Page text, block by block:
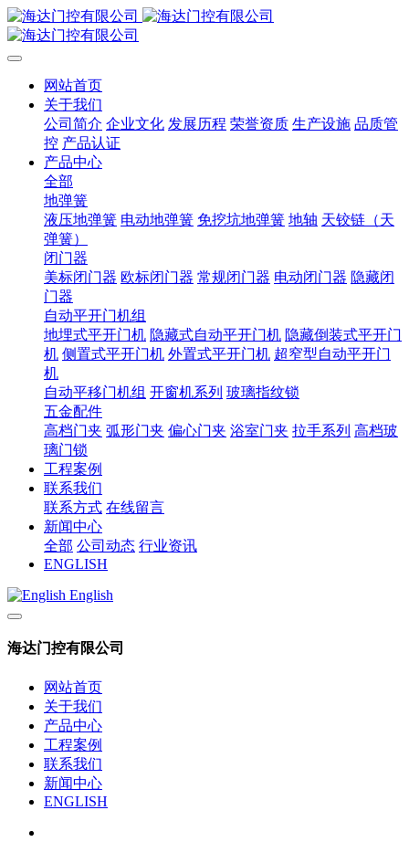
网站首页
关于我们
公司简介 企业文化 发展历程 荣誉资质 生产设施 品质管
控 产品认证
产品中心
全部
地弹簧
液压地弹簧 电动地弹簧 免挖坑地弹簧 地轴 天铰链（天
弹簧）
闭门器
美标闭门器 欧标闭门器 常规闭门器 电动闭门器 隐藏闭
门器
自动平开门机组
地埋式平开门机 隐藏式自动平开门机 隐藏倒装式平开门
机 侧置式平开门机 外置式平开门机 超窄型自动平开门
机
自动平移门机组 开窗机系列 玻璃指纹锁
五金配件
高档门夹 弧形门夹 偏心门夹 浴室门夹 拉手系列 高档玻
璃门锁
工程案例
联系我们
联系方式 在线留言
新闻中心
全部 公司动态 行业资讯
ENGLISH
English
海达门控有限公司
网站首页
关于我们
产品中心
工程案例
联系我们
新闻中心
ENGLISH